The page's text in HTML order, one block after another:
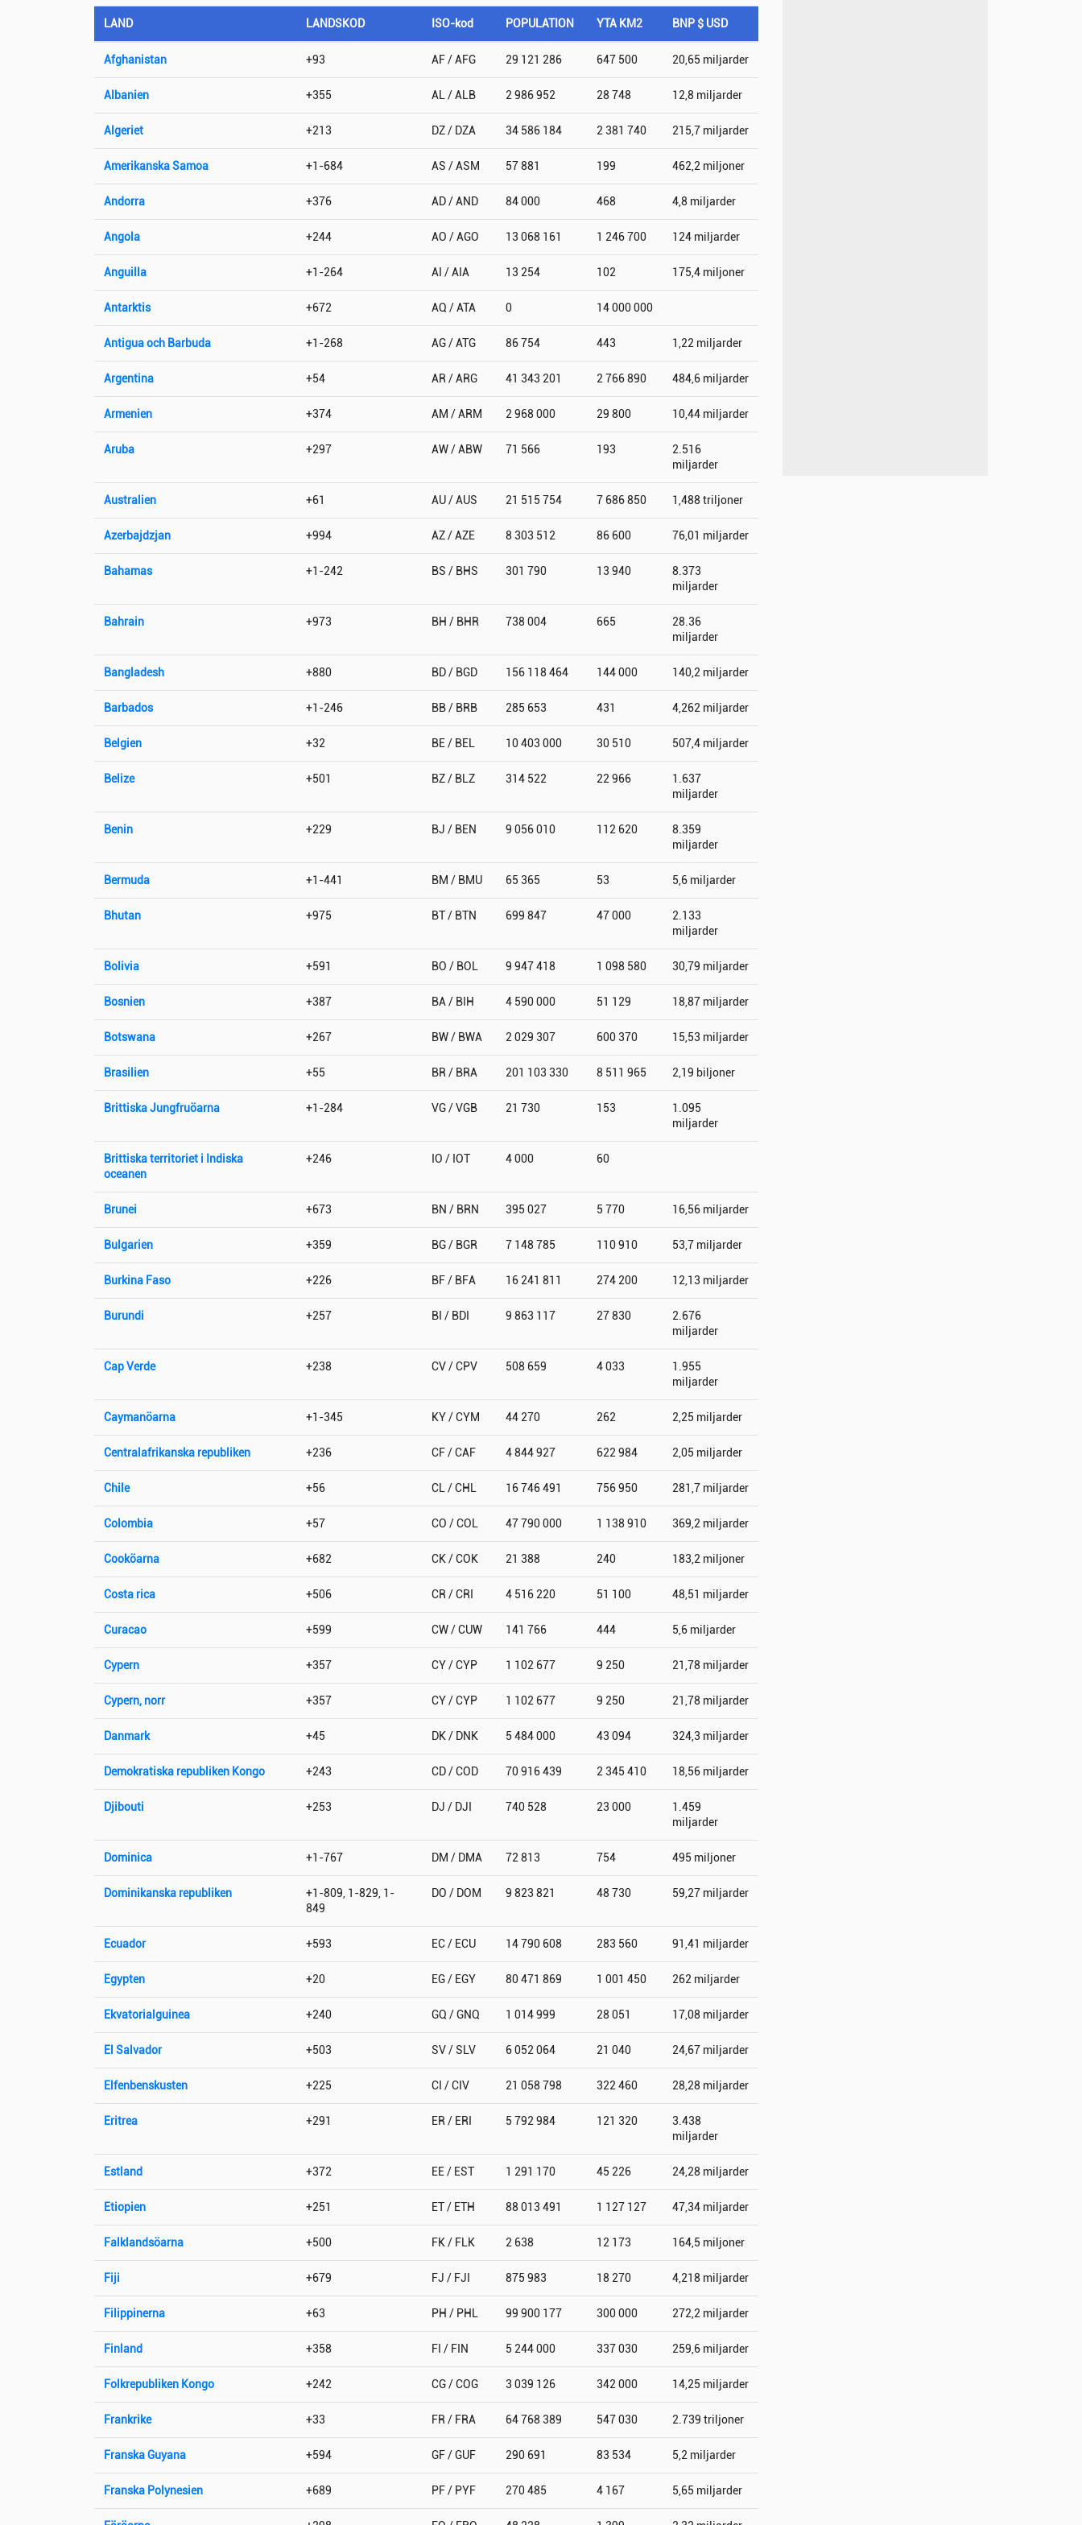
LAND LANDSKOD ISO-kod POPULATION YTA KM2 BNP $ USD
Afghanistan +93 AF / AFG 29 121 286 647 500 20,65 miljarder
Albanien +355 AL / ALB 2 986 952 28 748 12,8 miljarder
Algeriet +213 DZ / DZA 34 586 184 2 381 740 215,7 miljarder
Amerikanska Samoa +1-684 AS / ASM 57 881 199 462,2 miljoner
Andorra +376 AD / AND 84 000 468 4,8 miljarder
Angola +244 AO / AGO 13 068 161 1 246 700 124 miljarder
Anguilla +1-264 AI / AIA 13 254 102 175,4 miljoner
Antarktis +672 AQ / ATA 0 14 000 000
Antigua och Barbuda +1-268 AG / ATG 86 754 443 1,22 miljarder
Argentina +54 AR / ARG 41 343 201 2 766 890 484,6 miljarder
Armenien +374 AM / ARM 2 968 000 29 800 10,44 miljarder
Aruba +297 AW / ABW 71 566 193
2.516
miljarder
Australien +61 AU / AUS 21 515 754 7 686 850 1,488 triljoner
Azerbajdzjan +994 AZ / AZE 8 303 512 86 600 76,01 miljarder
Bahamas +1-242 BS / BHS 301 790 13 940
8.373
miljarder
Bahrain +973 BH / BHR 738 004 665
28.36
miljarder
Bangladesh +880 BD / BGD 156 118 464 144 000 140,2 miljarder
Barbados +1-246 BB / BRB 285 653 431 4,262 miljarder
Belgien +32 BE / BEL 10 403 000 30 510 507,4 miljarder
Belize +501 BZ / BLZ 314 522 22 966
1.637
miljarder
Benin +229 BJ / BEN 9 056 010 112 620
8.359
miljarder
Bermuda +1-441 BM / BMU 65 365 53 5,6 miljarder
Bhutan +975 BT / BTN 699 847 47 000
2.133
miljarder
Bolivia +591 BO / BOL 9 947 418 1 098 580 30,79 miljarder
Bosnien +387 BA / BIH 4 590 000 51 129 18,87 miljarder
Botswana +267 BW / BWA 2 029 307 600 370 15,53 miljarder
Brasilien +55 BR / BRA 201 103 330 8 511 965 2,19 biljoner
Brittiska Jungfruöarna +1-284 VG / VGB 21 730 153
1.095
miljarder
Brittiska territoriet i Indiska
oceanen
+246 IO / IOT 4 000 60
Brunei +673 BN / BRN 395 027 5 770 16,56 miljarder
Bulgarien +359 BG / BGR 7 148 785 110 910 53,7 miljarder
Burkina Faso +226 BF / BFA 16 241 811 274 200 12,13 miljarder
Burundi +257 BI / BDI 9 863 117 27 830
2.676
miljarder
Cap Verde +238 CV / CPV 508 659 4 033
1.955
miljarder
Caymanöarna +1-345 KY / CYM 44 270 262 2,25 miljarder
Centralafrikanska republiken +236 CF / CAF 4 844 927 622 984 2,05 miljarder
Chile +56 CL / CHL 16 746 491 756 950 281,7 miljarder
Colombia +57 CO / COL 47 790 000 1 138 910 369,2 miljarder
Cooköarna +682 CK / COK 21 388 240 183,2 miljoner
Costa rica +506 CR / CRI 4 516 220 51 100 48,51 miljarder
Curacao +599 CW / CUW 141 766 444 5,6 miljarder
Cypern +357 CY / CYP 1 102 677 9 250 21,78 miljarder
Cypern, norr +357 CY / CYP 1 102 677 9 250 21,78 miljarder
Danmark +45 DK / DNK 5 484 000 43 094 324,3 miljarder
Demokratiska republiken Kongo +243 CD / COD 70 916 439 2 345 410 18,56 miljarder
Djibouti +253 DJ / DJI 740 528 23 000
1.459
miljarder
Dominica +1-767 DM / DMA 72 813 754 495 miljoner
Dominikanska republiken
+1-809, 1-829, 1-
849
DO / DOM 9 823 821 48 730 59,27 miljarder
Ecuador +593 EC / ECU 14 790 608 283 560 91,41 miljarder
Egypten +20 EG / EGY 80 471 869 1 001 450 262 miljarder
Ekvatorialguinea +240 GQ / GNQ 1 014 999 28 051 17,08 miljarder
El Salvador +503 SV / SLV 6 052 064 21 040 24,67 miljarder
Elfenbenskusten +225 CI / CIV 21 058 798 322 460 28,28 miljarder
Eritrea +291 ER / ERI 5 792 984 121 320
3.438
miljarder
Estland +372 EE / EST 1 291 170 45 226 24,28 miljarder
Etiopien +251 ET / ETH 88 013 491 1 127 127 47,34 miljarder
Falklandsöarna +500 FK / FLK 2 638 12 173 164,5 miljoner
Fiji +679 FJ / FJI 875 983 18 270 4,218 miljarder
Filippinerna +63 PH / PHL 99 900 177 300 000 272,2 miljarder
Finland +358 FI / FIN 5 244 000 337 030 259,6 miljarder
Folkrepubliken Kongo +242 CG / COG 3 039 126 342 000 14,25 miljarder
Frankrike +33 FR / FRA 64 768 389 547 030 2.739 triljoner
Franska Guyana +594 GF / GUF 290 691 83 534 5,2 miljarder
Franska Polynesien +689 PF / PYF 270 485 4 167 5,65 miljarder